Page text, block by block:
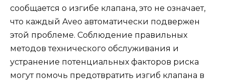
сообщается о изгибе клапана, это не означает,
что каждый Aveo автоматически подвержен
этой проблеме. Соблюдение правильных
методов технического обслуживания и
устранение потенциальных факторов риска
могут помочь предотвратить изгиб клапана в